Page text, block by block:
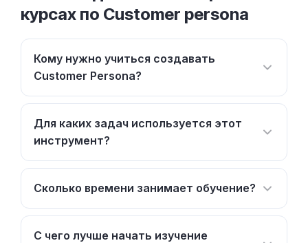
курсах по Customer persona
Кому нужно учиться создавать
Customer Persona?
Для каких задач используется этот
инструмент?
Сколько времени занимает обучение?
С чего лучше начать изучение